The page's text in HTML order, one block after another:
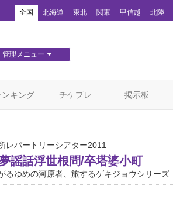
全国 北海道 東北 関東 甲信越 北陸
管理メニュー
ンキング チケプレ 掲示板
レパートリーシアター2011
謡話浮世根問/卒塔婆小町
るゆめの河原者、旅するゲキジョウシリーズ